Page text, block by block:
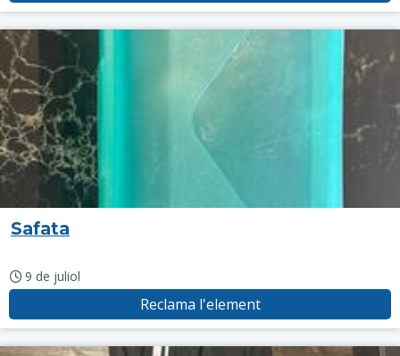
Safata
9 de juliol
Reclama l'element